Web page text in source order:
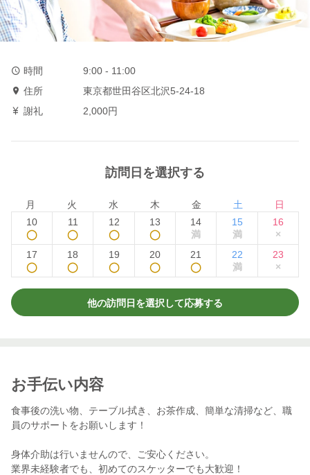
時間
9:00 - 11:00
住所
東京都世田谷区北沢5-24-18
謝礼
2,000円
訪問日を選択する
月 火 水 木 金 土
日
10
◯
11
◯
12
◯
13
◯
14
満
15
満
16
×
17
◯
18
◯
19
◯
20
◯
21
◯
22
満
23
×
他の訪問日を選択して応募する
お手伝い内容
食事後の洗い物、テーブル拭き、お茶作成、簡単な清掃など、職
員のサポートをお願いします！
身体介助は行いませんので、ご安心ください。
業界未経験者でも、初めてのスケッターでも大歓迎！